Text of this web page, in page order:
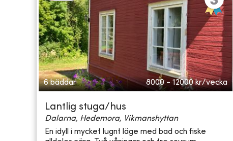
6 bäddar 8000 - 12000 kr/vecka
Lantlig stuga/hus
Dalarna, Hedemora, Vikmanshyttan
En idyll i mycket lugnt läge med bad och fiske